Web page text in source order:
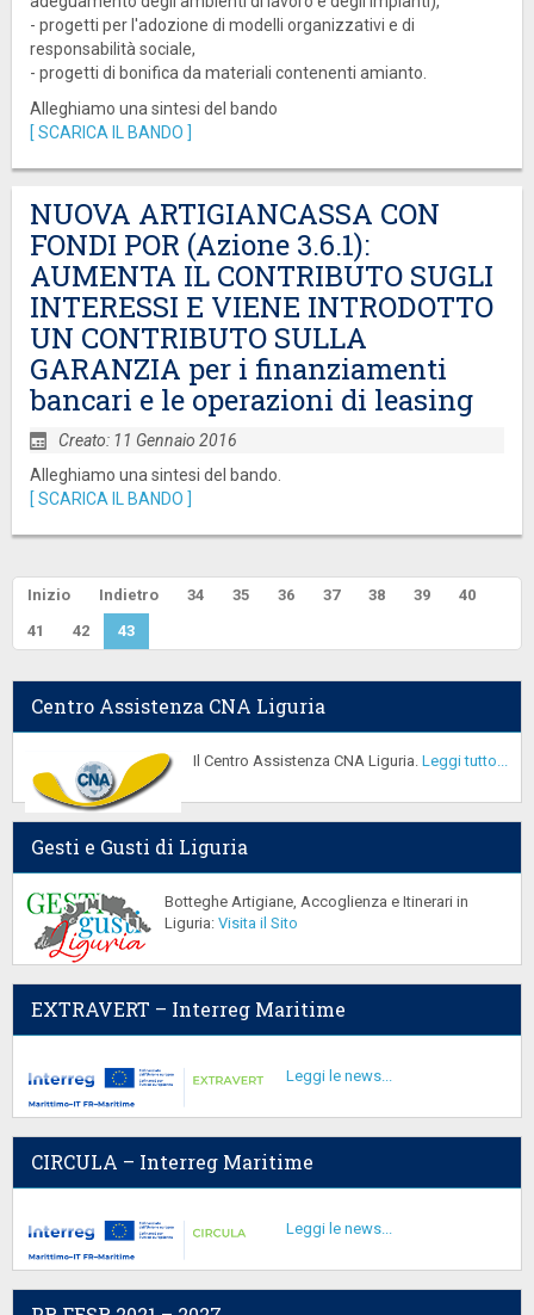
- progetti per l'adozione di modelli organizzativi e di
responsabilità sociale,
- progetti di bonifica da materiali contenenti amianto.
Alleghiamo una sintesi del bando
[ SCARICA IL BANDO ]
NUOVA ARTIGIANCASSA CON
FONDI POR (Azione 3.6.1):
AUMENTA IL CONTRIBUTO SUGLI
INTERESSI E VIENE INTRODOTTO
UN CONTRIBUTO SULLA
GARANZIA per i finanziamenti
bancari e le operazioni di leasing
Creato: 11 Gennaio 2016
Alleghiamo una sintesi del bando.
[ SCARICA IL BANDO ]
Inizio Indietro 34 35 36 37 38 39
40
41
42 43
Centro Assistenza CNA Liguria
Il Centro Assistenza CNA Liguria. Leggi tutto...
Gesti e Gusti di Liguria
Botteghe Artigiane, Accoglienza e Itinerari in
Liguria: Visita il Sito
EXTRAVERT – Interreg Maritime
Leggi le news...
CIRCULA – Interreg Maritime
Leggi le news...